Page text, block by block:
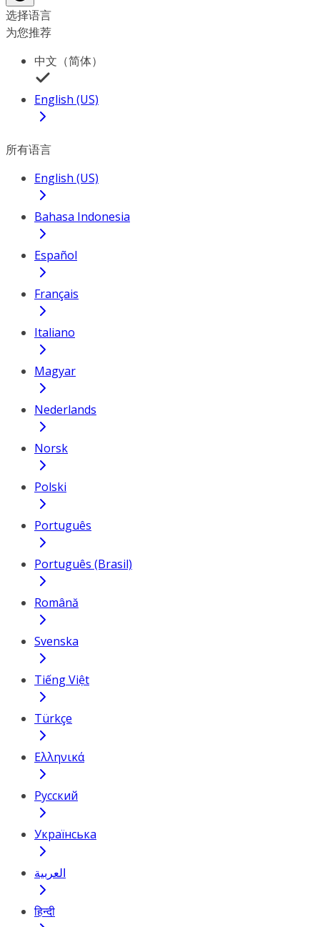
选择语言
为您推荐
中文（简体）
English (US)
所有语言
English (US)
Bahasa Indonesia
Español
Français
Italiano
Magyar
Nederlands
Norsk
Polski
Português
Português (Brasil)
Română
Svenska
Tiếng Việt
Türkçe
Ελληνικά
Русский
Українська
العربية
हिन्दी